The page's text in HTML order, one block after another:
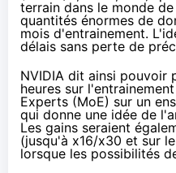
terrain dans le monde
quantités énormes de
mois d'entrainement.
délais sans perte de
NVIDIA dit ainsi pouvoir
heures sur
Experts (MoE) sur un
qui donne une idée de
Les gains seraient
(jusqu'à x16/x30 et sur
lorsque les possibilités